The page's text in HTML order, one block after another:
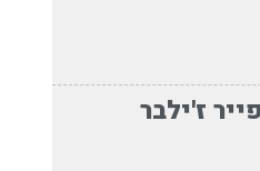
ז'ילבר